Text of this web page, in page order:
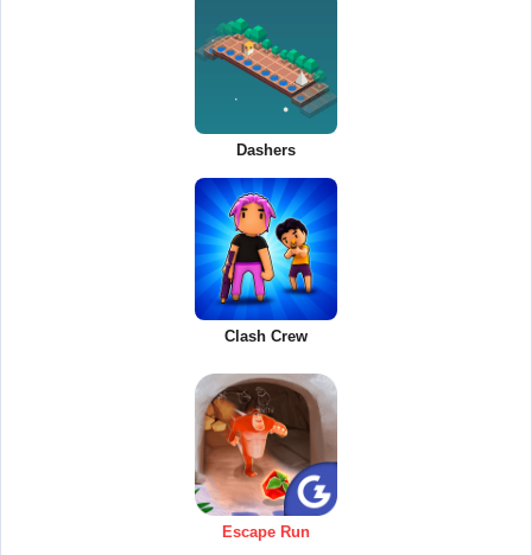
Dashers
Clash Crew
Escape Run